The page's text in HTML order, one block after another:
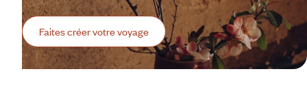
Faites créer votre voyage